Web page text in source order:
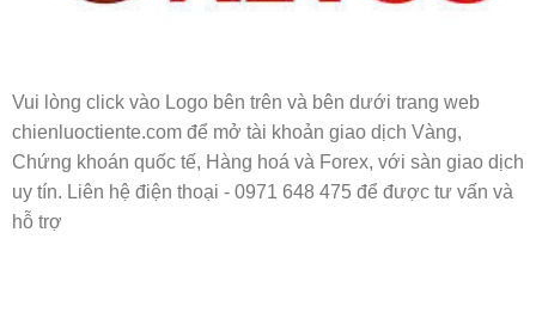
Vui lòng click vào Logo bên trên và bên dưới trang web
chienluoctiente.com để mở tài khoản giao dịch Vàng,
Chứng khoán quốc tế, Hàng hoá và Forex, với sàn giao dịch
uy tín. Liên hệ điện thoại - 0971 648 475 để được tư vấn và
hỗ trợ